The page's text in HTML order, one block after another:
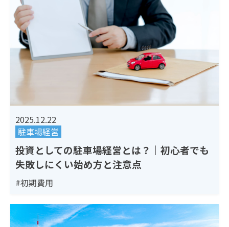
2025.12.22
駐車場経営
投資としての駐車場経営とは？｜初心者でも
失敗しにくい始め方と注意点
#初期費用